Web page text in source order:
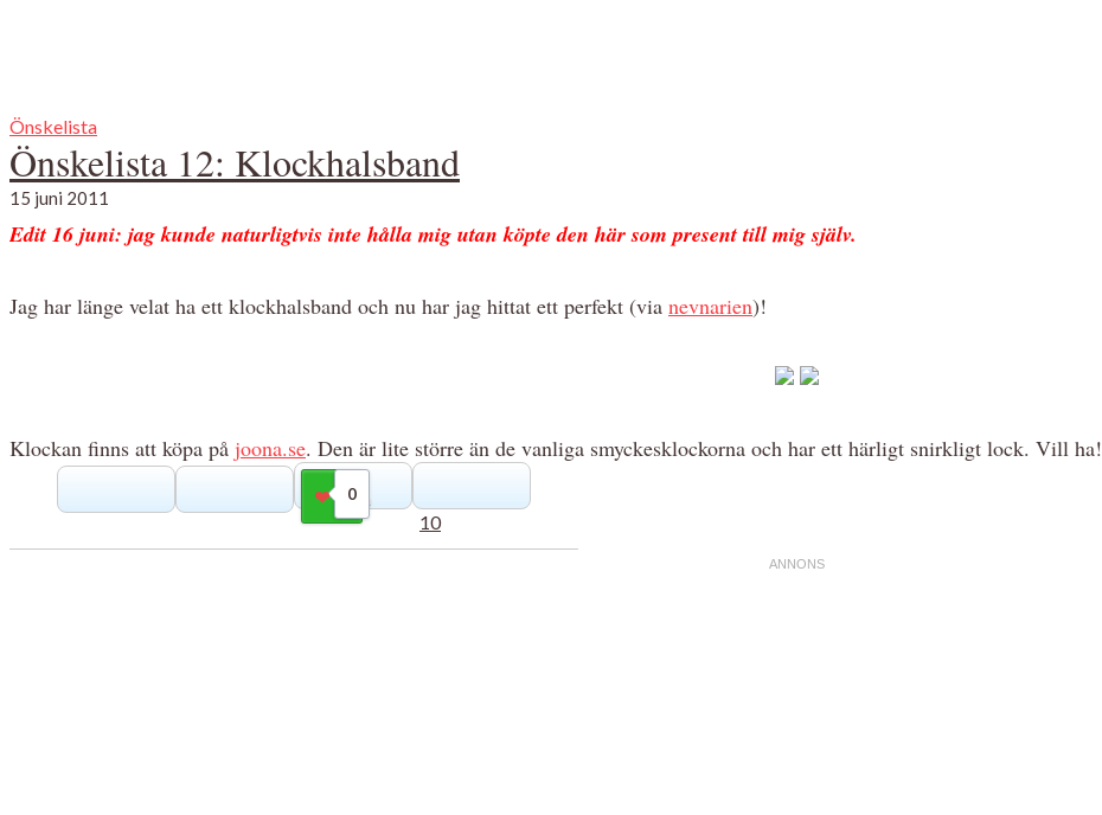
Önskelista
Önskelista 12: Klockhalsband
15 juni 2011
Edit 16 juni: jag kunde naturligtvis inte hålla mig utan köpte den här som present till mig själv.
Jag har länge velat ha ett klockhalsband och nu har jag hittat ett perfekt (via nevnarien)!
Klockan finns att köpa på joona.se. Den är lite större än de vanliga smyckesklockorna och har ett härligt snirkligt lock. Vill ha!
0
Gilla
10